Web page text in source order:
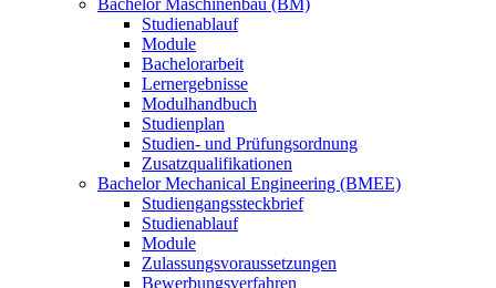
Bachelor Maschinenbau (BM)
Studienablauf
Module
Bachelorarbeit
Lernergebnisse
Modulhandbuch
Studienplan
Studien- und Prüfungsordnung
Zusatzqualifikationen
Bachelor Mechanical Engineering (BMEE)
Studiengangssteckbrief
Studienablauf
Module
Zulassungsvoraussetzungen
Bewerbungsverfahren